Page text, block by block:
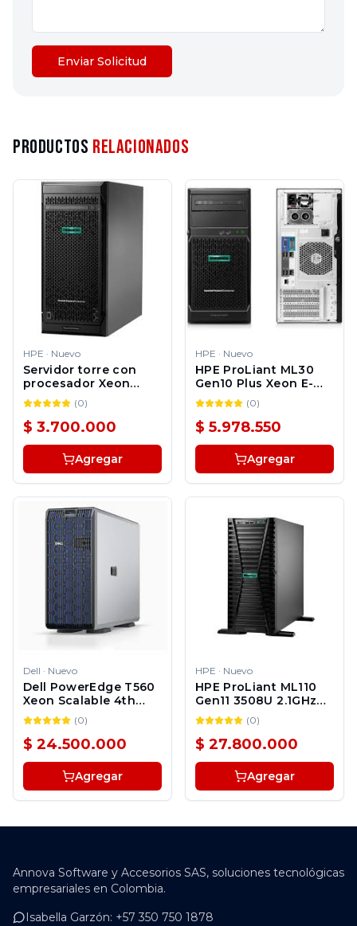
Enviar Solicitud
Productos Relacionados
HPE · Nuevo
Servidor torre con
procesador Xeon
Bronze 3206R
(0)
$ 3.700.000
Agregar
HPE · Nuevo
HPE ProLiant ML30
Gen10 Plus Xeon E-
2314 16GB 4LFF
(0)
$ 5.978.550
Agregar
Dell · Nuevo
Dell PowerEdge T560
Xeon Scalable 4th
Gen
(0)
$ 24.500.000
Agregar
HPE · Nuevo
HPE ProLiant ML110
Gen11 3508U 2.1GHz
8c 1P 1x32GBâR 4LFF
2x4TB HDD 1x500W
PS LA Server
(0)
$ 27.800.000
Agregar
Annova Software y Accesorios SAS, soluciones tecnológicas
empresariales en Colombia.
Isabella Garzón: +57 350 750 1878